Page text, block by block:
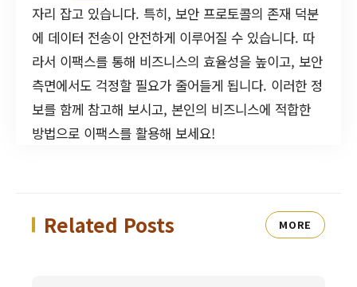
자리 잡고 있습니다. 특히, 보안 프로토콜의 존재 덕분
에 데이터 전송이 안전하게 이루어질 수 있습니다. 따
라서 이팩스를 통해 비즈니스의 효율성을 높이고, 보안
측면에서도 걱정할 필요가 줄어들게 됩니다. 이러한 정
보를 함께 참고해 보시고, 본인의 비즈니스에 적합한
방법으로 이팩스를 활용해 보세요!
Related Posts MORE